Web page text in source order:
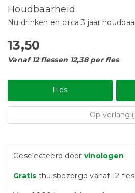
Houdbaarheid
Nu drinken en circa 3 jaar
13,50
Vanaf 12 flessen 12,38 per fles
Fles
Op
Geselecteerd door vinologen
Gratis thuisbezorgd vanaf 12